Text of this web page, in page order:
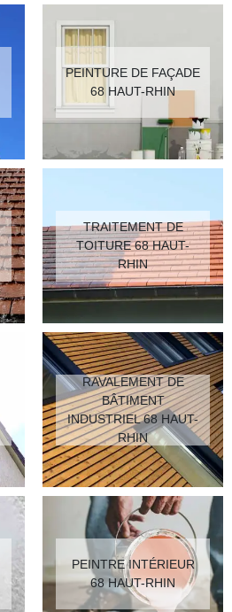
PEINTURE DE FAÇADE
68 HAUT-RHIN
TRAITEMENT DE
TOITURE 68 HAUT-
RHIN
RAVALEMENT DE
BÂTIMENT
INDUSTRIEL 68 HAUT-
RHIN
PEINTRE INTÉRIEUR
68 HAUT-RHIN